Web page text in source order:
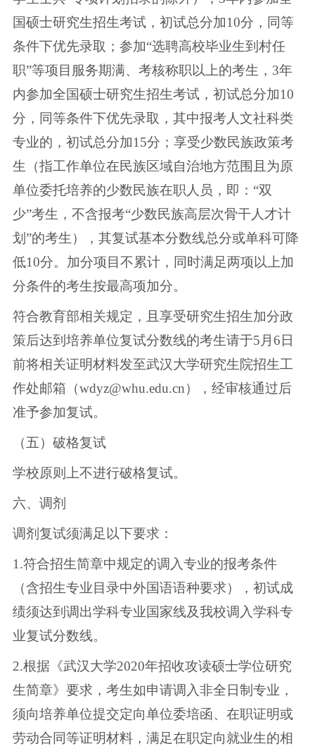
国硕士研究生招生考试，初试总分加10分，同等
条件下优先录取；参加“选聘高校毕业生到村任
职”等项目服务期满、考核称职以上的考生，3年
内参加全国硕士研究生招生考试，初试总分加10
分，同等条件下优先录取，其中报考人文社科类
专业的，初试总分加15分；享受少数民族政策考
生（指工作单位在民族区域自治地方范围且为原
单位委托培养的少数民族在职人员，即：“双
少”考生，不含报考“少数民族高层次骨干人才计
划”的考生），其复试基本分数线总分或单科可降
低10分。加分项目不累计，同时满足两项以上加
分条件的考生按最高项加分。
符合教育部相关规定，且享受研究生招生加分政
策后达到培养单位复试分数线的考生请于5月6日
前将相关证明材料发至武汉大学研究生院招生工
作处邮箱（wdyz@whu.edu.cn），经审核通过后
准予参加复试。
（五）破格复试
学校原则上不进行破格复试。
六、调剂
调剂复试须满足以下要求：
1.符合招生简章中规定的调入专业的报考条件
（含招生专业目录中外国语语种要求），初试成
绩须达到调出学科专业国家线及我校调入学科专
业复试分数线。
2.根据《武汉大学2020年招收攻读硕士学位研究
生简章》要求，考生如申请调入非全日制专业，
须向培养单位提交定向单位委培函、在职证明或
劳动合同等证明材料，满足在职定向就业生的相